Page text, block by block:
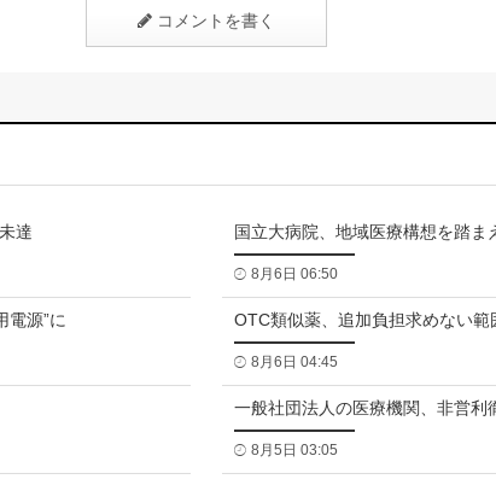
コメントを書く
達 国立大病院、地域医療構想を踏ま
8月6日 06:50
源”に OTC類似薬、追加負担求めない範
8月6日 04:45
一般社団法人の医療機関、非営利
8月5日 03:05